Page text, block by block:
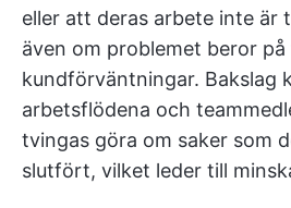
eller att deras arbete inte är
även om problemet beror
kundförväntningar. Bakslag
arbetsflödena och
tvingas göra om saker som
slutfört, vilket leder till